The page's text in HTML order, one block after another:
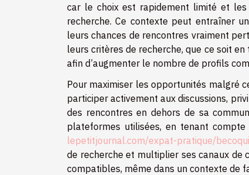
car le choix est rapidement limité et
recherche. Ce contexte peut entraîner
leurs chances de rencontres vraiment
leurs critères de recherche, que ce soit
afin d’augmenter le nombre de profils
Pour maximiser les opportunités malgré
participer activement aux discussions,
des rencontres en dehors de sa
plateformes utilisées, en tenant
lepetitjournal.com/expat-pratique/
de recherche et multiplier ses canaux de
compatibles, même dans un contexte de